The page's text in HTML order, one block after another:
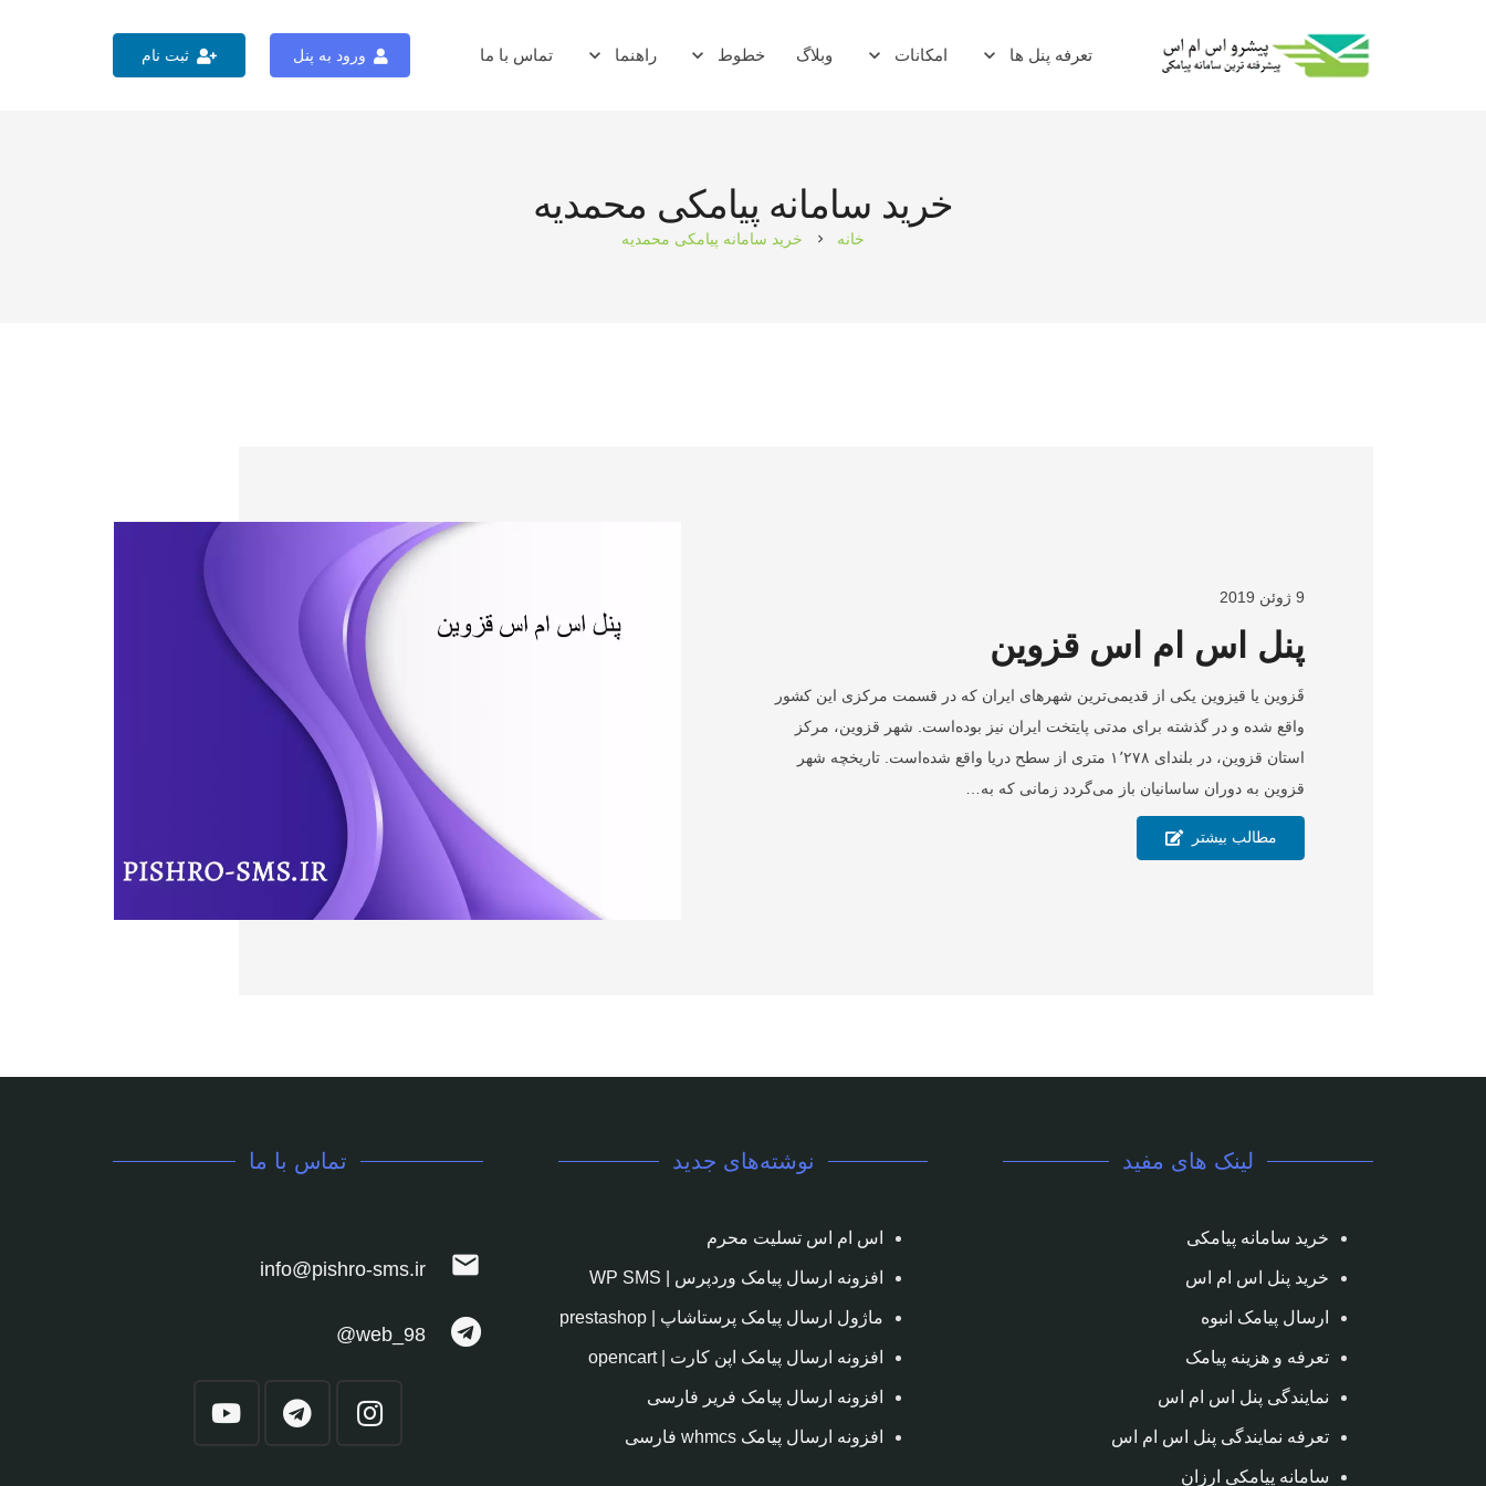
تعرفه پنل ها امکانات وبلاگ خطوط راهنما تماس با ما ورود به پنل ثبت نام
خرید سامانه پیامکی محمدیه
خانه chevron_right خرید سامانه پیامکی محمدیه
9 ژوئن 2019
پنل اس ام اس قزوین
قَزوین یا قیزوین یکی از قدیمی‌ترین شهرهای ایران که در قسمت مرکزی این کشور
واقع شده و در گذشته برای مدتی پایتخت ایران نیز بوده‌است. شهر قزوین، مرکز
استان قزوین، در بلندای ۱٬۲۷۸ متری از سطح دریا واقع شده‌است. تاریخچه شهر
قزوین به دوران ساسانیان باز می‌گردد زمانی که به…
مطالب بیشتر
لینک های مفید
خرید سامانه پیامکی
خرید پنل اس ام اس
ارسال پیامک انبوه
تعرفه و هزینه پیامک
نمایندگی پنل اس ام اس
تعرفه نمایندگی پنل اس ام اس
سامانه پیامکی ارزان
نوشته‌های جدید
اس ام اس تسلیت محرم
افزونه ارسال پیامک وردپرس | WP SMS
ماژول ارسال پیامک پرستاشاپ | prestashop
افزونه ارسال پیامک اپن کارت | opencart
افزونه ارسال پیامک فریر فارسی
افزونه ارسال پیامک whmcs فارسی
تماس با ما
mail
info@pishro-sms.ir
web_98@